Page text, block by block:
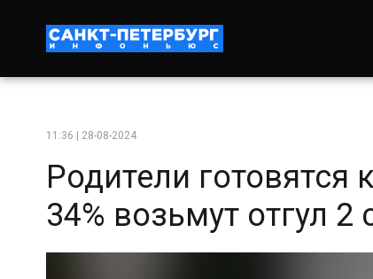
11:36 | 28-08-2024
Родители
34% возьмут отгул 2